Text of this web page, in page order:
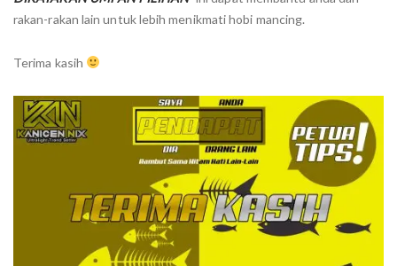
rakan-rakan lain untuk lebih menikmati hobi mancing.
Terima kasih